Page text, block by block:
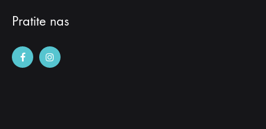
Pratite nas